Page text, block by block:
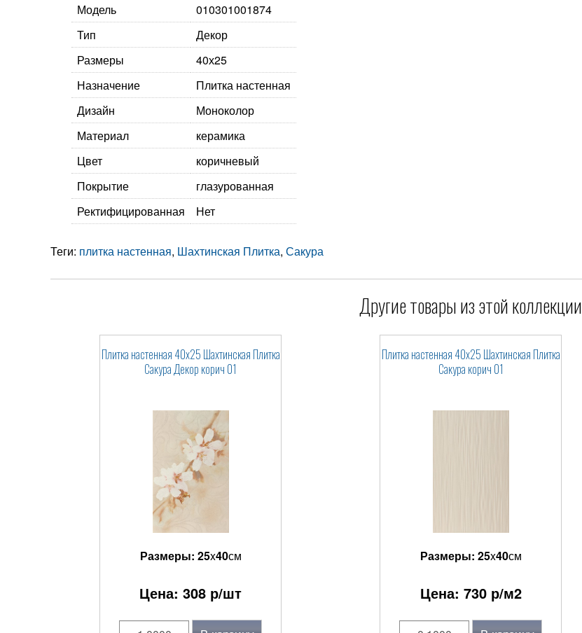
Модель
010301001874
Тип
Декор
Размеры
40х25
Назначение
Плитка настенная
Дизайн
Моноколор
Материал
керамика
Цвет
коричневый
Покрытие
глазурованная
Ректифицированная
Нет
Теги: плитка настенная, Шахтинская Плитка, Сакура
Другие товары из этой коллекции
Плитка настенная 40x25 Шахтинская Плитка
Сакура Декор корич 01
Размеры: 25x40см
Цена: 308 р/шт
Плитка настенная 40x25 Шахтинская Плитка
Сакура корич 01
Размеры: 25x40см
Цена: 730р/м2